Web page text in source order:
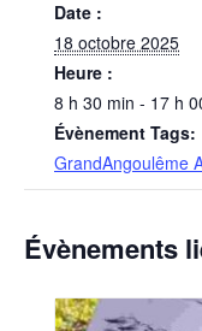
Date :
18 octobre 2025
Heure :
8 h 30 min - 17 h
Évènement Tags:
GrandAngoulême
Évènements